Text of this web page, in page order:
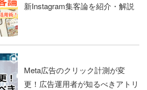
新Instagram集客論を紹介・解説
Meta広告のクリック計測が変
更！広告運用者が知るべきアトリ